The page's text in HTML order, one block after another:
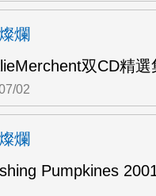
爛
双CD精選
02
爛
Pumpkines